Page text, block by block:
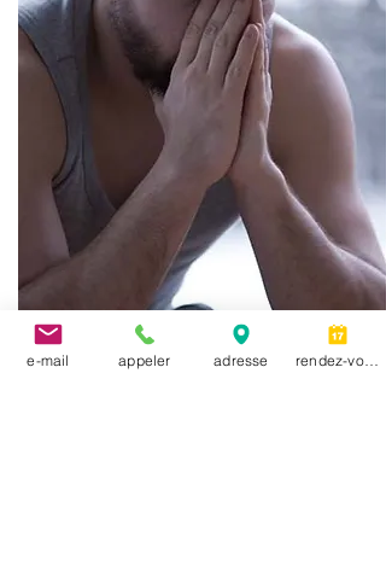
e-mail appeler adresse rendez-vous